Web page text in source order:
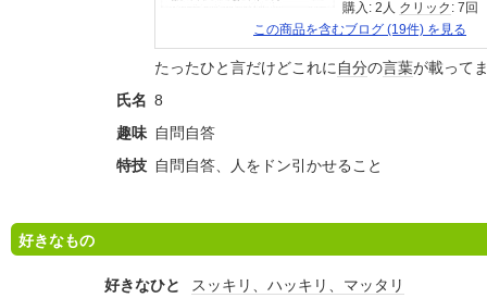
購入 : 2人 クリック : 7回
この商品を含むブログ (19件) を見る
たったひと言だけどこれに自分の言葉が載って
氏名 8
趣味 自問自答
特技 自問自答、人をドン引かせること
好きなもの
好きなひと スッキリ、ハッキリ、マッタリ